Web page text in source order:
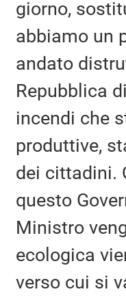
giorno,
abbiamo un
andato
Repubblica
incendi che
produttive,
dei cittadini.
questo
Ministro
ecologica
verso cui si